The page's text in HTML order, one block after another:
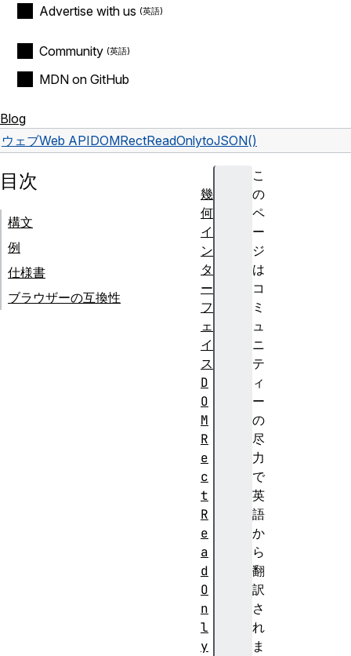
Advertise with us
Community
MDN on GitHub
Blog
ウェブWeb APIDOMRectReadOnlytoJSON()
こ
の
ペ
ー
ジ
は
コ
ミ
ュ
ニ
テ
ィ
ー
の
尽
力
で
英
語
か
ら
翻
訳
さ
れ
ま
目次
構文
例
仕様書
ブラウザーの互換性
幾
何
イ
ン
タ
ー
フ
ェ
イ
ス
D
O
M
R
e
c
t
R
e
a
d
O
n
l
y